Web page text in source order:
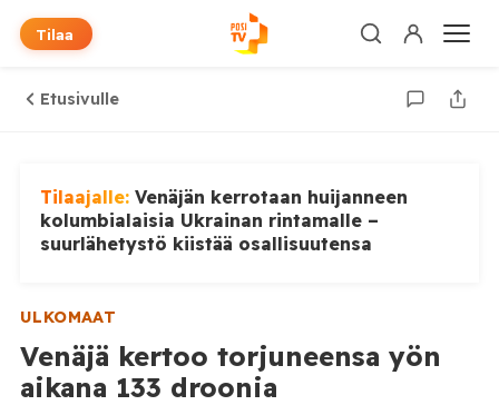
Tilaa
Etusivulle
Tilaajalle: Venäjän kerrotaan huijanneen
kolumbialaisia Ukrainan rintamalle –
suurlähetystö kiistää osallisuutensa
ULKOMAAT
Venäjä kertoo torjuneensa yön
aikana 133 droonia